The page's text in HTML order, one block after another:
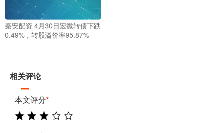
秦安配资 4月30日宏微转债下跌
0.49%，转股溢价率95.87%
相关评论
本文评分*